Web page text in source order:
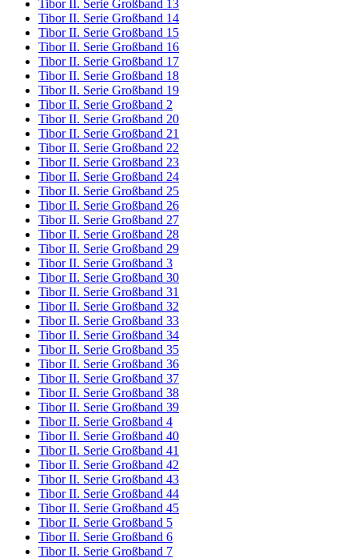
Tibor II. Serie Großband 13
Tibor II. Serie Großband 14
Tibor II. Serie Großband 15
Tibor II. Serie Großband 16
Tibor II. Serie Großband 17
Tibor II. Serie Großband 18
Tibor II. Serie Großband 19
Tibor II. Serie Großband 2
Tibor II. Serie Großband 20
Tibor II. Serie Großband 21
Tibor II. Serie Großband 22
Tibor II. Serie Großband 23
Tibor II. Serie Großband 24
Tibor II. Serie Großband 25
Tibor II. Serie Großband 26
Tibor II. Serie Großband 27
Tibor II. Serie Großband 28
Tibor II. Serie Großband 29
Tibor II. Serie Großband 3
Tibor II. Serie Großband 30
Tibor II. Serie Großband 31
Tibor II. Serie Großband 32
Tibor II. Serie Großband 33
Tibor II. Serie Großband 34
Tibor II. Serie Großband 35
Tibor II. Serie Großband 36
Tibor II. Serie Großband 37
Tibor II. Serie Großband 38
Tibor II. Serie Großband 39
Tibor II. Serie Großband 4
Tibor II. Serie Großband 40
Tibor II. Serie Großband 41
Tibor II. Serie Großband 42
Tibor II. Serie Großband 43
Tibor II. Serie Großband 44
Tibor II. Serie Großband 45
Tibor II. Serie Großband 5
Tibor II. Serie Großband 6
Tibor II. Serie Großband 7